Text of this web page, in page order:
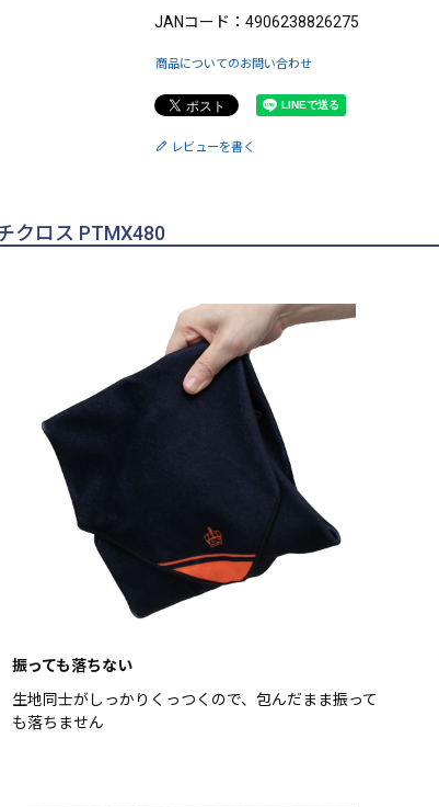
JANコード：4906238826275
商品についてのお問い合わせ
レビューを書く
クロス PTMX480
振っても落ちない
生地同士がしっかりくっつくので、包んだまま振って
も落ちません